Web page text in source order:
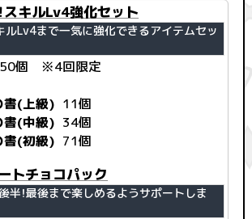
スキルLv4強化セット
ルLv4まで一気に強化できるアイテムセッ
個 ※4回限定
書(上級) 11個
書(中級) 34個
書(初級) 71個
トチョコパック
半！最後まで楽しめるようサポートしま